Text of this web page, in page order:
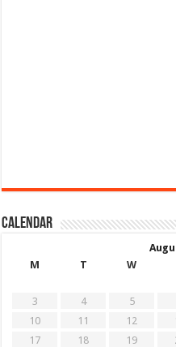
Calendar
M
T W
3
4 5
10
11 12
17
18 19